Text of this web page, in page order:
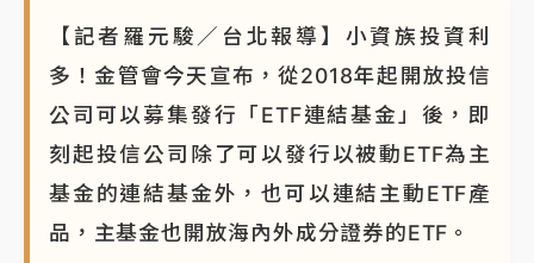
【記者羅元駿／台北報導】小資族投資利
多！金管會今天宣布，從2018年起開放投信
公司可以募集發行「ETF連結基金」後，即
刻起投信公司除了可以發行以被動ETF為主
基金的連結基金外，也可以連結主動ETF產
品，主基金也開放海內外成分證券的ETF。